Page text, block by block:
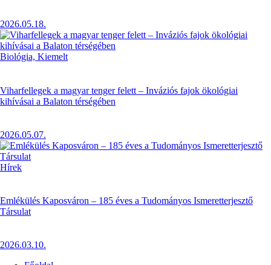
2026.05.18.
Biológia, Kiemelt
Viharfellegek a magyar tenger felett – Inváziós fajok ökológiai
kihívásai a Balaton térségében
2026.05.07.
Hírek
Emlékülés Kaposváron – 185 éves a Tudományos Ismeretterjesztő
Társulat
2026.03.10.